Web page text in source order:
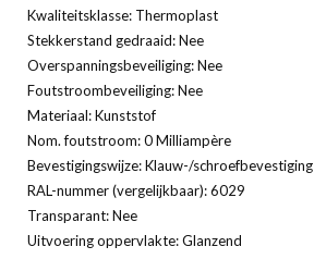
Kwaliteitsklasse: Thermoplast
Stekkerstand gedraaid: Nee
Overspanningsbeveiliging: Nee
Foutstroombeveiliging: Nee
Materiaal: Kunststof
Nom. foutstroom: 0 Milliampère
Bevestigingswijze: Klauw-/schroefbevestiging
RAL-nummer (vergelijkbaar): 6029
Transparant: Nee
Uitvoering oppervlakte: Glanzend